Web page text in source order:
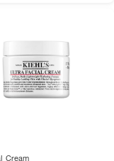
Cream